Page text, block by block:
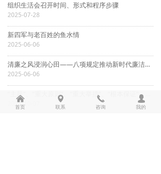
组织生活会召开时间、形式和程序步骤
2025-07-28
新四军与老百姓的鱼水情
2025-06-06
清廉之风浸润心田——八项规定推动新时代廉洁文化建设走深走实
2025-06-06
2024-10-07
낀
首页
넹
联系
끅
咨询
넙
我的